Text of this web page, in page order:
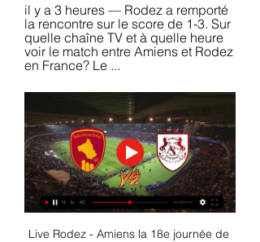
il y a 3 heures — Rodez a remporté
la rencontre sur le score de 1-3. Sur
quelle chaîne TV et à quelle heure
voir le match entre Amiens et Rodez
en France? Le ...
Live Rodez - Amiens la 18e journée de